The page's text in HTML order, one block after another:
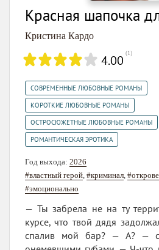
Красная шапочка
Кристина Кардо
4.00 (1)
СОВРЕМЕННЫЕ ЛЮБОВНЫЕ РОМАНЫ
КОРОТКИЕ ЛЮБОВНЫЕ РОМАНЫ
ОСТРОСЮЖЕТНЫЕ ЛЮБОВНЫЕ РОМАНЫ
РОМАНТИЧЕСКАЯ ЭРОТИКА
Год выхода: 2026
#властный герой #криминал
#эмоционально
— Ты забрела не на ту
курсе, что твой дядя
спалив мой бар? — А? — с